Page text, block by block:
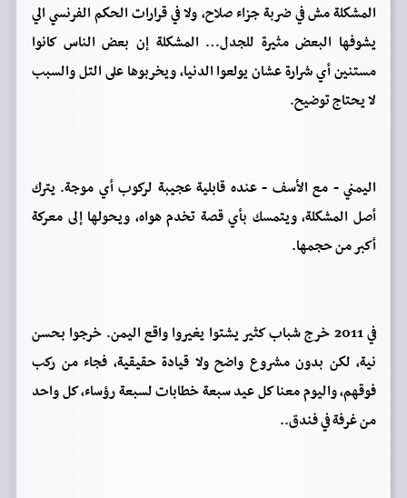
المشكلة مش في ضربة جزاء صلاح، ولا في قرارات الحكم الفرنسي الي
يشوفها البعض مثيرة للجدل… المشكلة إن بعض الناس كانوا
مستنين أي شرارة عشان يولعوا الدنيا، ويخربوها على التل والسبب
لا يحتاج توضيح.
اليمني - مع الأسف - عنده قابلية عجيبة لركوب أي موجة. يترك
أصل المشكلة، ويتمسك بأي قصة تخدم هواه، ويحولها إلى معركة
أكبر من حجمها.
في 2011 خرج شباب كثير يشتوا يغيروا واقع اليمن. خرجوا بحسن
نية، لكن بدون مشروع واضح ولا قيادة حقيقية، فجاء من ركب
فوقهم، واليوم معنا كل عيد سبعة خطابات لسبعة رؤساء، كل واحد
من غرفة في فندق..